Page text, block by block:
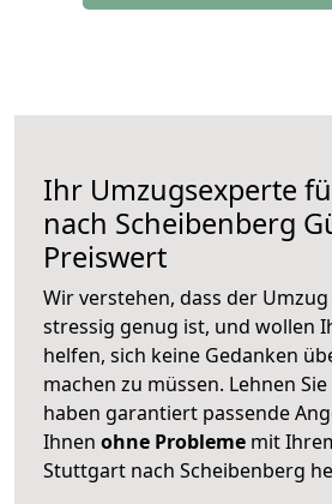
Ihr Umzugsexperte
nach Scheibenberg
Preiswert
Wir verstehen, dass der
stressig genug ist, und wollen
helfen, sich keine Gedanken
machen zu müssen. Lehnen
haben garantiert passende
Ihnen ohne Probleme mit
Stuttgart nach Scheibenberg